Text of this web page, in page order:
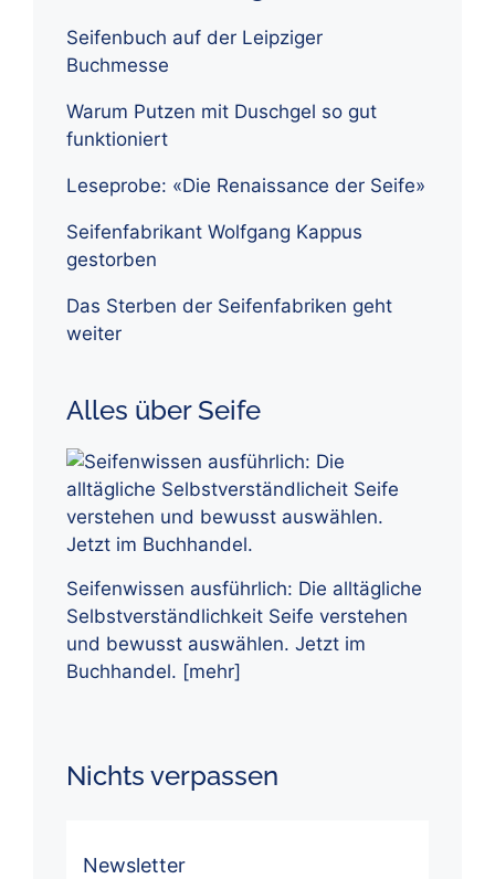
Seifenbuch auf der Leipziger
Buchmesse
Warum Putzen mit Duschgel so gut
funktioniert
Leseprobe: «Die Renaissance der Seife»
Seifenfabrikant Wolfgang Kappus
gestorben
Das Sterben der Seifenfabriken geht
weiter
Alles über Seife
Seifenwissen ausführlich: Die alltägliche
Selbstverständlichkeit Seife verstehen
und bewusst auswählen. Jetzt im
Buchhandel. [mehr]
Nichts verpassen
Newsletter